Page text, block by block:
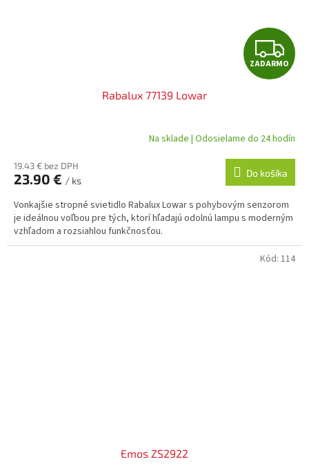
Z
A
A
R
M
O
ZADARMO
Rabalux 77139 Lowar
Na sklade | Odosielame do 24 hodín
19.43 € bez DPH
23.90 € / ks
Do košíka
Vonkajšie stropné svietidlo Rabalux Lowar s pohybovým senzorom
je ideálnou voľbou pre tých, ktorí hľadajú odolnú lampu s moderným
vzhľadom a rozsiahlou funkčnosťou.
Emos ZS2922
Kód: 114